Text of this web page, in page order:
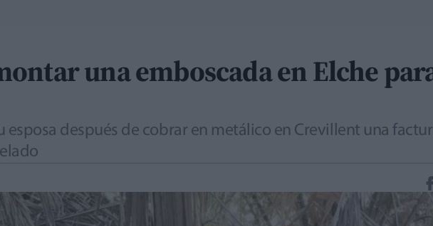
una emboscada en Elche
esposa después de cobrar en metálico en Crevillent una